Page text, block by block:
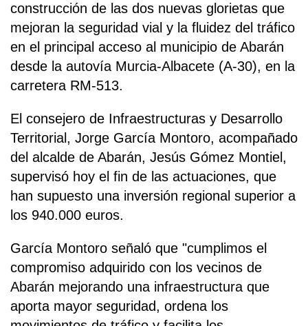
construcción de las dos nuevas glorietas que
mejoran la seguridad vial y la fluidez del tráfico
en el principal acceso al municipio de Abarán
desde la autovía Murcia-Albacete (A-30), en la
carretera RM-513.
El consejero de Infraestructuras y Desarrollo
Territorial, Jorge García Montoro, acompañado
del alcalde de Abarán, Jesús Gómez Montiel,
supervisó hoy el fin de las actuaciones, que
han supuesto una inversión regional superior a
los 940.000 euros.
García Montoro señaló que "cumplimos el
compromiso adquirido con los vecinos de
Abarán mejorando una infraestructura que
aporta mayor seguridad, ordena los